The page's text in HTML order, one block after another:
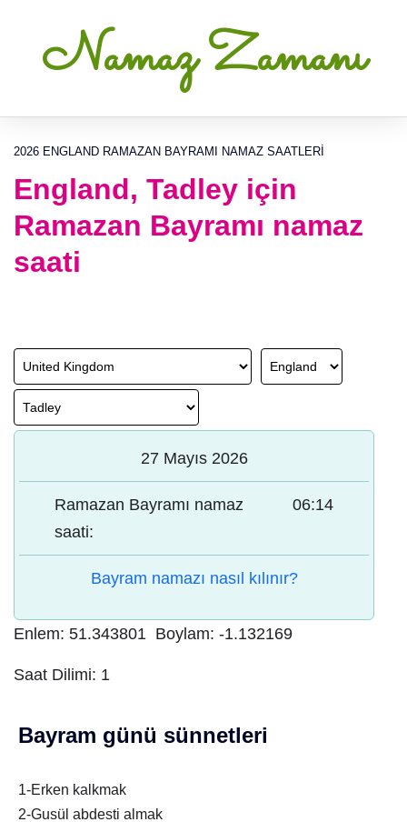
Namaz Zamanı
2026 ENGLAND RAMAZAN BAYRAMI NAMAZ SAATLERI
England, Tadley için
Ramazan Bayramı namaz
saati
27 Mayıs 2026
Ramazan Bayramı namaz
saati:
06:14
Bayram namazı nasıl kılınır?
Enlem: 51.343801 Boylam: -1.132169
Saat Dilimi: 1
Bayram günü sünnetleri
1-Erken kalkmak
2-Gusül abdesti almak